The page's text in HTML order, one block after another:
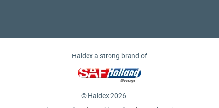
Haldex a strong brand of
© Haldex 2026